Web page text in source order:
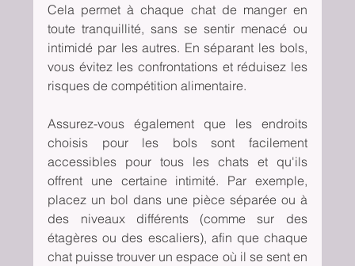
Cela permet à chaque chat de manger en
toute tranquillité, sans se sentir menacé ou
intimidé par les autres. En séparant les bols,
vous évitez les confrontations et réduisez les
risques de compétition alimentaire.
Assurez-vous également que les endroits
choisis pour les bols sont facilement
accessibles pour tous les chats et qu'ils
offrent une certaine intimité. Par exemple,
placez un bol dans une pièce séparée ou à
des niveaux différents (comme sur des
étagères ou des escaliers), afin que chaque
chat puisse trouver un espace où il se sent en